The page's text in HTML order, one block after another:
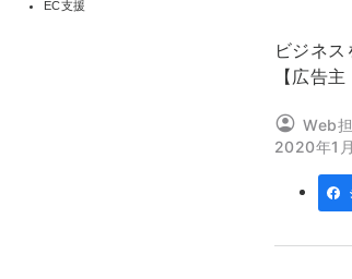
EC支援
パ
ビジネ
【広告
Web
2020年1